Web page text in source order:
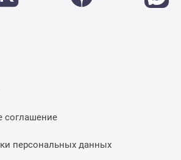
соглашение
персональных данных